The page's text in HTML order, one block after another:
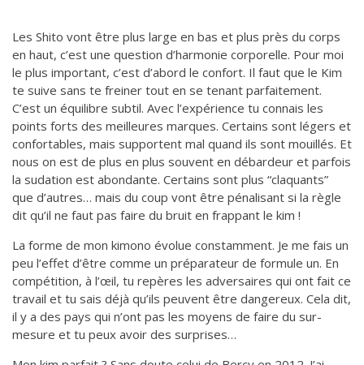
Les Shito vont être plus large en bas et plus près du corps
en haut, c’est une question d’harmonie corporelle. Pour moi
le plus important, c’est d’abord le confort. Il faut que le Kim
te suive sans te freiner tout en se tenant parfaitement.
C’est un équilibre subtil. Avec l’expérience tu connais les
points forts des meilleures marques. Certains sont légers et
confortables, mais supportent mal quand ils sont mouillés. Et
nous on est de plus en plus souvent en débardeur et parfois
la sudation est abondante. Certains sont plus “claquants”
que d’autres… mais du coup vont être pénalisant si la règle
dit qu’il ne faut pas faire du bruit en frappant le kim !
La forme de mon kimono évolue constamment. Je me fais un
peu l’effet d’être comme un préparateur de formule un. En
compétition, à l’œil, tu repères les adversaires qui ont fait ce
travail et tu sais déjà qu’ils peuvent être dangereux. Cela dit,
il y a des pays qui n’ont pas les moyens de faire du sur-
mesure et tu peux avoir des surprises…